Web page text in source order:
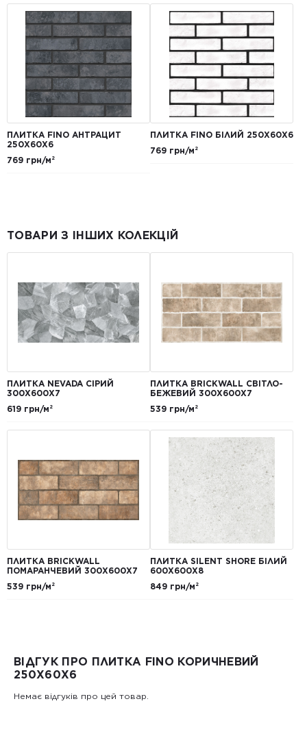
ПЛИТКА FINO АНТРАЦИТ
250Х60Х6
769 грн/м²
ПЛИТКА FINO БІЛИЙ 250Х60Х6
769 грн/м²
ТОВАРИ З ІНШИХ КОЛЕКЦІЙ
ПЛИТКА NEVADA СІРИЙ
300Х600Х7
619 грн/м²
ПЛИТКА BRICKWALL СВІТЛО-
БЕЖЕВИЙ 300Х600Х7
539 грн/м²
ПЛИТКА BRICKWALL
ПОМАРАНЧЕВИЙ 300Х600Х7
539 грн/м²
ПЛИТКА SILENT SHORE БІЛИЙ
600Х600Х8
849 грн/м²
ВІДГУК ПРО ПЛИТКА FINO КОРИЧНЕВИЙ
250Х60Х6
Немає відгуків про цей товар.